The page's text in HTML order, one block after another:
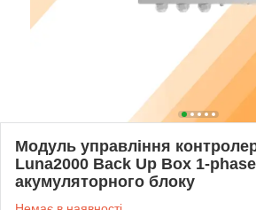
Модуль управління
Luna2000 Back Up Box 1-
акумуляторного блоку